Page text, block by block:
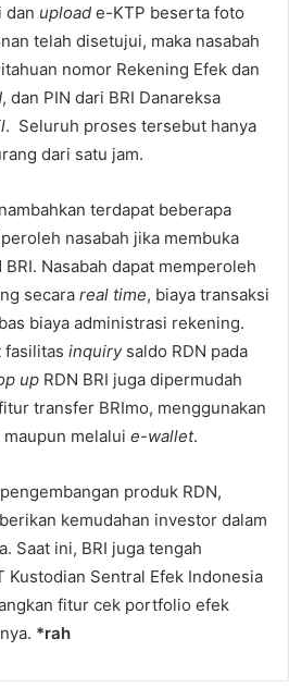
dan upload e-KTP beserta foto
telah disetujui, maka nasabah
nomor Rekening Efek dan
, dan PIN dari BRI Danareksa
. Seluruh proses tersebut hanya
dari satu jam.
terdapat beberapa
nasabah jika membuka
Nasabah dapat memperoleh
secara real time, biaya transaksi
biaya administrasi rekening.
fasilitas inquirysaldo RDN pada
up RDN BRI juga dipermudah
transfer BRImo, menggunakan
maupun melalui e-wallet.
produk RDN,
kemudahan investor dalam
Saat ini, BRI juga tengah
Kustodian Sentral Efek Indonesia
fitur cek portfolio efek
*rah